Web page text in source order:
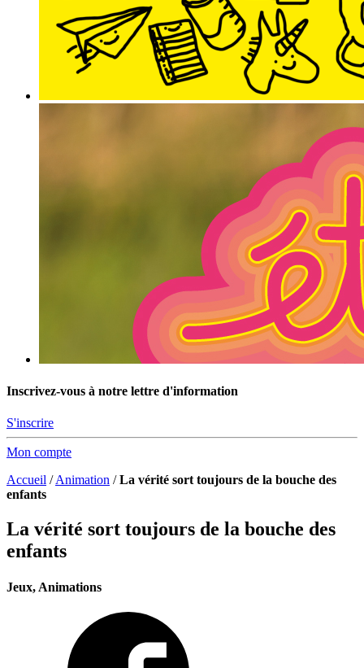
Inscrivez-vous à notre lettre d'information
S'inscrire
Mon compte
Accueil /Animation /La vérité sort toujours de la bouche des
enfants
La vérité sort toujours de la bouche des
enfants
Jeux, Animations